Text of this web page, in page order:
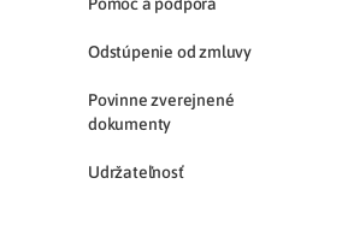
Pomoc a podpora
Odstúpenie od zmluvy
Povinne zverejnené
dokumenty
Udržateľnosť